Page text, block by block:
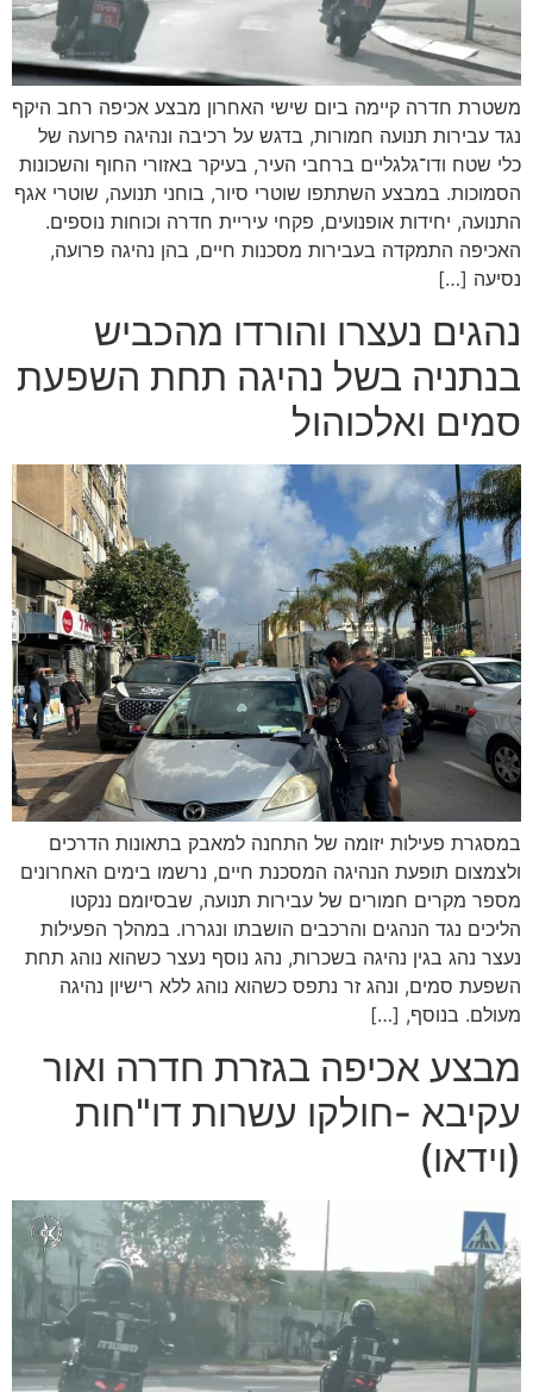
משטרת חדרה קיימה ביום שישי האחרון מבצע אכיפה רחב היקף
נגד עבירות תנועה חמורות, בדגש על רכיבה ונהיגה פרועה של
כלי שטח ודו־גלגליים ברחבי העיר, בעיקר באזורי החוף והשכונות
הסמוכות. במבצע השתתפו שוטרי סיור, בוחני תנועה, שוטרי אגף
התנועה, יחידות אופנועים, פקחי עיריית חדרה וכוחות נוספים.
האכיפה התמקדה בעבירות מסכנות חיים, בהן נהיגה פרועה,
נסיעה […]
נהגים נעצרו והורדו מהכביש
בנתניה בשל נהיגה תחת השפעת
סמים ואלכוהול
במסגרת פעילות יזומה של התחנה למאבק בתאונות הדרכים
ולצמצום תופעת הנהיגה המסכנת חיים, נרשמו בימים האחרונים
מספר מקרים חמורים של עבירות תנועה, שבסיומם ננקטו
הליכים נגד הנהגים והרכבים הושבתו ונגררו. במהלך הפעילות
נעצר נהג בגין נהיגה בשכרות, נהג נוסף נעצר כשהוא נוהג תחת
השפעת סמים, ונהג זר נתפס כשהוא נוהג ללא רישיון נהיגה
מעולם. בנוסף, […]
מבצע אכיפה בגזרת חדרה ואור
עקיבא -חולקו עשרות דו"חות
(וידאו)